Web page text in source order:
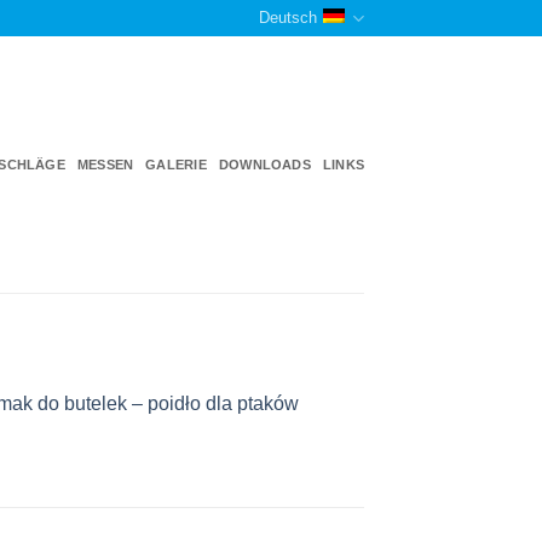
Deutsch
MESSEN GALERIE DOWNLOADS LINKS
do butelek – poidło dla ptaków